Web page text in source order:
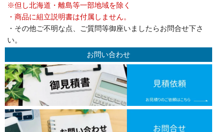
※但し北海道・離島等一部地域を除く
・商品に組立説明書は付属しません。
・その他ご不明な点、ご質問等御座いましたらお問合せ下さ
い。
お問い合わせ